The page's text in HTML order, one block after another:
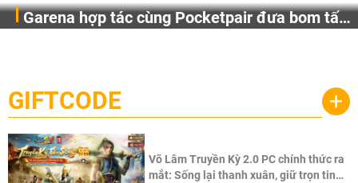
Garena hợp tác cùng Pocketpair đưa bom tấn
cầu, theo giấy phép chính thức từ công ty game Nhật Bản
Pocketpair, Inc.
GIFTCODE +
Võ Lâm Truyền Kỳ 2.0 PC chính thức ra
mắt: Sống lại thanh xuân, giữ trọn tinh